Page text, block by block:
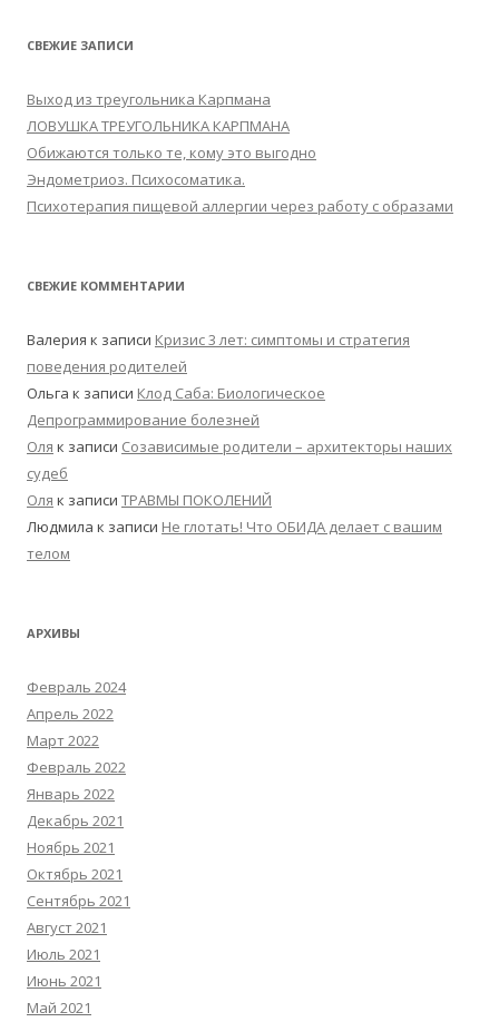
СВЕЖИЕ ЗАПИСИ
Выход из треугольника Карпмана
ЛОВУШКА ТРЕУГОЛЬНИКА КАРПМАНА
Обижаются только те, кому это выгодно
Эндометриоз. Психосоматика.
Психотерапия пищевой аллергии через работу с образами
СВЕЖИЕ КОММЕНТАРИИ
Валерия к записи Кризис 3 лет: симптомы и стратегия
поведения родителей
Ольга к записи Клод Саба: Биологическое
Депрограммирование болезней
Оля к записи Созависимые родители – архитекторы наших
судеб
Оля к записи ТРАВМЫ ПОКОЛЕНИЙ
Людмила к записи Не глотать! Что ОБИДА делает с вашим
телом
АРХИВЫ
Февраль 2024
Апрель 2022
Март 2022
Февраль 2022
Январь 2022
Декабрь 2021
Ноябрь 2021
Октябрь 2021
Сентябрь 2021
Август 2021
Июль 2021
Июнь 2021
Май 2021